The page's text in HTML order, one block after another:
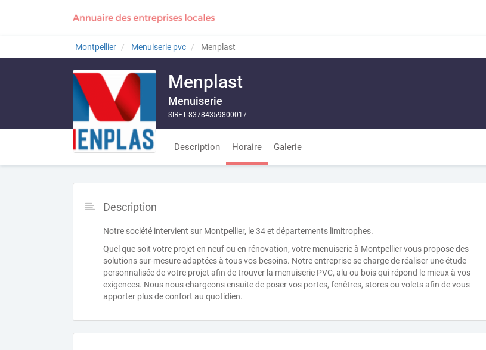
Montpellier Menuiserie pvc Menplast
Menplast
Menuiserie
SIRET 83784359800017
Description Horaire Galerie
Description
Notre société intervient sur Montpellier, le 34 et départements limitrophes.
Quel que soit votre projet en neuf ou en rénovation, votre menuiserie à Montpellier vous propose des
solutions sur-mesure adaptées à tous vos besoins. Notre entreprise se charge de réaliser une étude
personnalisée de votre projet afin de trouver la menuiserie PVC, alu ou bois qui répond le mieux à vos
exigences. Nous nous chargeons ensuite de poser vos portes, fenêtres, stores ou volets afin de vous
apporter plus de confort au quotidien.